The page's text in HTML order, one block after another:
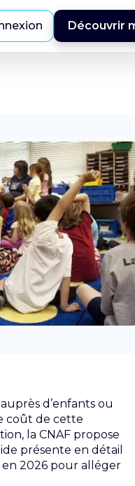
Découvrir
d’enfants ou
coût de cette
la CNAF propose
présente en détail
en 2026 pour alléger